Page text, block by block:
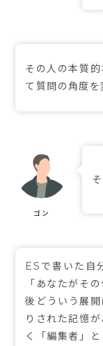
その人の本質
て質問の角度を
ESで書いた自
「あなたがそ
後どういう展
りされた記憶
く「編集者」